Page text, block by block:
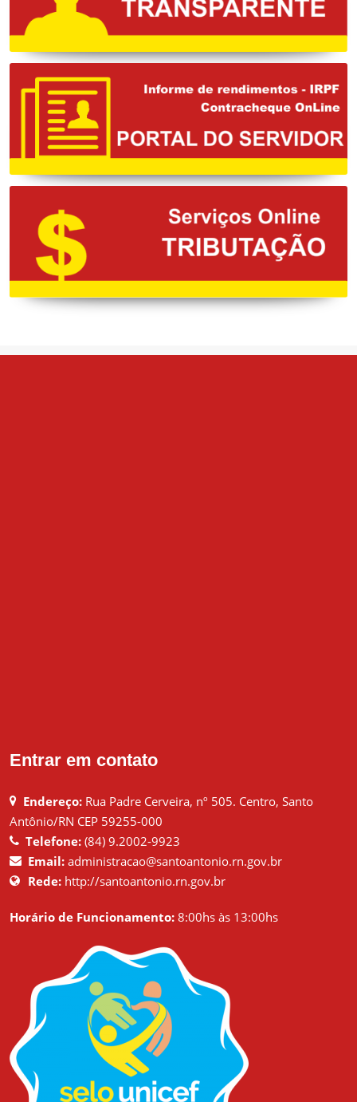
Entrar em contato
Endereço: Rua Padre Cerveira, nº 505. Centro, Santo
Antônio/RN CEP 59255-000
Telefone: (84) 9.2002-9923
Email: administracao@santoantonio.rn.gov.br
Rede: http://santoantonio.rn.gov.br
Horário de Funcionamento: 8:00hs às 13:00hs